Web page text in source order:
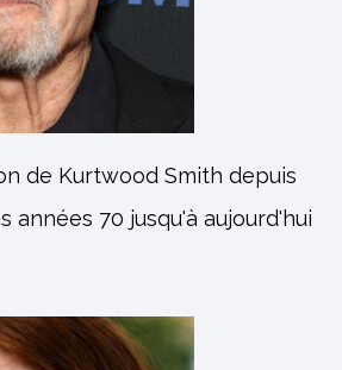
de Kurtwood Smith depuis
années 70 jusqu'à aujourd'hui